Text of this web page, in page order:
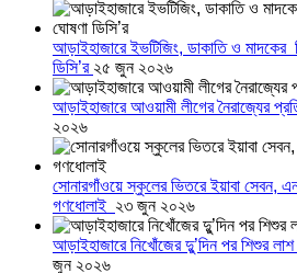
আড়াইহাজারে ইভটিজিং, ডাকাতি ও
ডিসি’র ২৫ জুন ২০২৬
আড়াইহাজারে আওয়ামী লীগের নৈরাজ্যের
২০২৬
সোনারগাঁওয়ে স্কুলের ভিতরে ইয়াবা সেবন,
গণধোলাই ২৩ জুন ২০২৬
আড়াইহাজারে নিখোঁজের দুু’দিন পর শিশুর লাশ
জুন ২০২৬